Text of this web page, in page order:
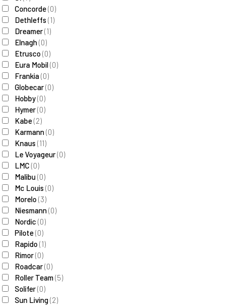
Concorde(0)
Dethleffs (1)
Dreamer(1)
Elnagh(0)
Etrusco(0)
Eura Mobil(0)
Frankia(0)
Globecar(0)
Hobby(0)
Hymer(0)
Kabe(2)
Karmann(0)
Knaus (11)
Le Voyageur(0)
LMC (0)
Malibu(0)
Mc Louis (0)
Morelo(3)
Niesmann(0)
Nordic (0)
Pilote(0)
Rapido(1)
Rimor(0)
Roadcar(0)
Roller Team(5)
Solifer(0)
Sun Living(2)